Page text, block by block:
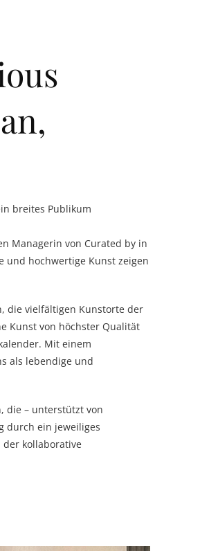
breites Publikum
Managerin von Curated by in
und hochwertige Kunst zeigen
die vielfältigen Kunstorte der
Kunst von höchster Qualität
Mit einem
als lebendige und
die – unterstützt von
durch ein jeweiliges
kollaborative